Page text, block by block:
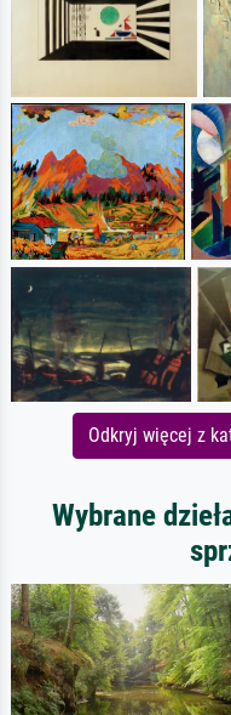
Odkryj więcej z
Wybrane